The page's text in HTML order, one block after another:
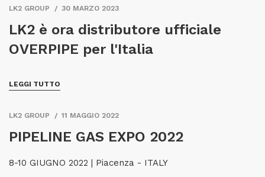
LK2 GROUP 30 MARZO 2023
LK2 è ora distributore ufficiale
OVERPIPE per l'Italia
LEGGI TUTTO
LK2 GROUP 11 MAGGIO 2022
PIPELINE GAS EXPO 2022
8-10 GIUGNO 2022 | Piacenza - ITALY